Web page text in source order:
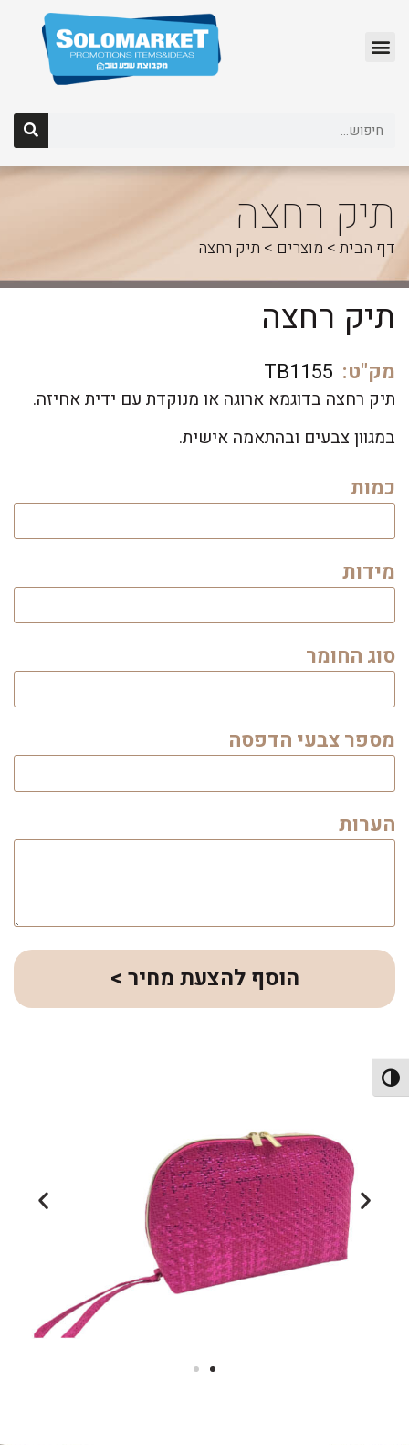
הפעל/כבה ניגודיות גבוהה
תיק רחצה
דף הבית> מוצרים > תיק רחצה
תיק רחצה
מק"ט: TB1155
תיק רחצה בדוגמא ארוגה או מנוקדת עם ידית אחיזה.
במגוון צבעים ובהתאמה אישית.
כמות
מידות
סוג החומר
מספר צבעי הדפסה
הערות
הוסף להצעת מחיר >